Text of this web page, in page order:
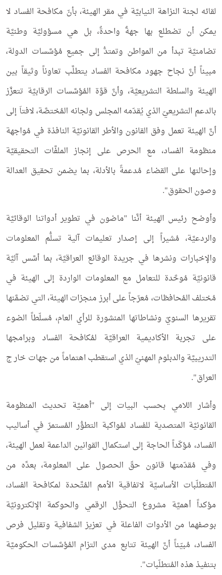
لقائه لجنة النزاهة النيابيَّة في مقر الهيئة، بأنّ مكافحة الفساد لا
يمكن أن تضطلع بها جهةٌ واحدةٌ، بل هي مسؤوليَّة وطنيَّة
تضامنيَّة تبدأ من المواطن وتمتدُّ إلى جميع مُؤسَّسات الدولة،
مبيناً أنَّ نجاح جهود مكافحة الفساد يتطلَّب تعاوناً وثيقاً بين
الهيئة والسلطة التشريعيَّة، وأنَّ قوَّة المُؤسَّسات الرقابيَّة تتعزَّز
بالدعم التشريعيّ الذي يُقدّمه المجلس ولجانه المُختصَّة، لافتاَ إلى
أنَّ الهيئة تعمل وفق القانون والأطر القانونيَّة النافذة في مُواجهة
منظومة الفساد، مع الحرص على إنجاز الملفَّات التحقيقيَّة
وإحالتها على القضاء مُدعمةً بالأدلة، بما يضمن تحقيق العدالة
وصون الحقوق".
وأوضح رئيس الهيئة أنَّنا "ماضون في تطوير أدواتنا الوقائيَّة
والردعيَّة، مُشيراً إلى إصدار تعليمات آلية تسلُّم المعلومات
والإخبارات ونشرها في جريدة الوقائع العراقيَّة، بما أسَّس آليَّة
قانونيَّة مُوحَّدة للتعامل مع المعلومات الواردة إلى الهيئة في
مُختلف المُحافظات، مُعرّجاً على أبرز منجزات الهيئة، التي تضمَّنها
تقريرها السنويّ ونشاطاتها المنشورة للرأي العام، مُسلّطاً الضوء
على تجربة الأكاديمية العراقيَّة لمُكافحة الفساد وبرامجها
التدريبيَّة والدبلوم المهنيّ الذي استقطب اهتماماً من جهات خار ج
العراق".
وأشار اللامي بحسب البيات إلى "أهميَّة تحديث المنظومة
القانونيَّة المتصدية للفساد لمُواكبة التطوُّر المُستمرّ في أساليب
الفساد، مُؤكّداً الحاجة إلى استكمال القوانين الداعمة لعمل الهيئة،
وفي مُقدّمتها قانون حقّ الحصول على المعلومة، بعدِّه من
المُتطلّبات الأساسيَّة لاتفاقية الأمم المُتَّحدة لمكافحة الفساد،
مؤكداً أهميَّة مشروع التحوُّل الرقمي والحوكمة الإلكترونيَّة
بوصفهما من الأدوات الفاعلة في تعزيز الشفافية وتقليل فرص
الفساد، مُبيّناً أنَّ الهيئة تتابع مدى التزام المُؤسَّسات الحكوميَّة
بتنفيذ هذه المُتطلّبات".